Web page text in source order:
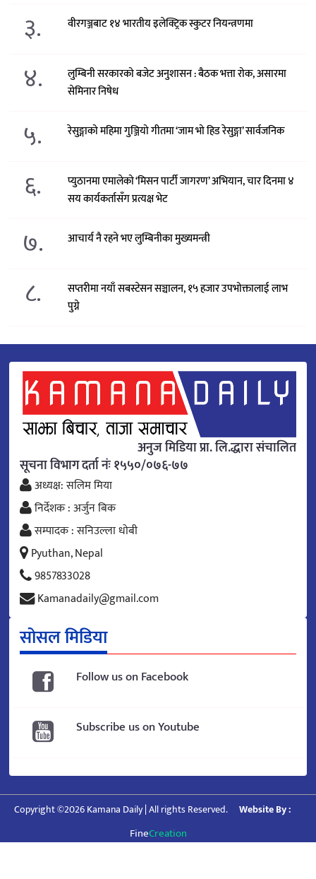
३. वीरगञ्जबाट १४ भारतीय इलेक्ट्रिक स्कुटर नियन्त्रणमा
४.
लुम्बिनी सरकारको बजेट अनुशासन : बैठक भत्ता रोक, असारमा
सेमिनार निषेध
५. रेसुङ्गाको महिमा गुञ्जियो गीतमा ‘जाम भो हिड रेसुङ्गा’ सार्वजनिक
६.
प्युठानमा एमालेको ‘मिसन पार्टी जागरण’ अभियान, चार दिनमा ४
सय कार्यकर्तासँग प्रत्यक्ष भेट
७. आचार्य नै रहने भए लुम्बिनीका मुख्यमन्त्री
८.
सप्तरीमा नयाँ सबस्टेसन सञ्चालन, १५ हजार उपभोक्तालाई लाभ
पुग्ने
अनुज मिडिया प्रा. लि.द्धारा संचालित
सूचना विभाग दर्ता नंः १५५०/०७६-७७
अध्यक्ष: सलिम मिया
निर्देशक : अर्जुन बिक
सम्पादक : सनिउल्ला धोबी
Pyuthan, Nepal
9857833028
Kamanadaily@gmail.com
सोसल मिडिया
Follow us on Facebook
Subscribe us on Youtube
Copyright ©2026 Kamana Daily | All rights Reserved. Website By :
FineCreation